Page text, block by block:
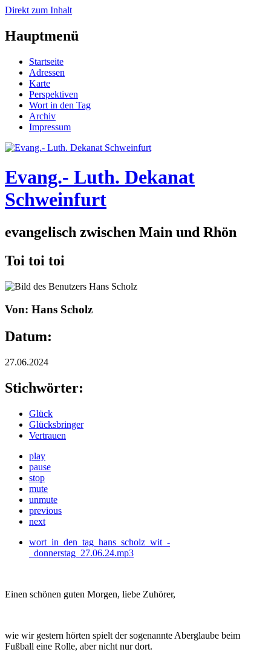
Direkt zum Inhalt
Hauptmenü
Startseite
Adressen
Karte
Perspektiven
Wort in den Tag
Archiv
Impressum
Evang.- Luth. Dekanat
Schweinfurt
evangelisch zwischen Main und Rhön
Toi toi toi
Von: Hans Scholz
Datum:
27.06.2024
Stichwörter:
Glück
Glücksbringer
Vertrauen
play
pause
stop
mute
unmute
previous
next
wort_in_den_tag_hans_scholz_wit_-
_donnerstag_27.06.24.mp3
Einen schönen guten Morgen, liebe Zuhörer,
wie wir gestern hörten spielt der sogenannte Aberglaube beim
Fußball eine Rolle, aber nicht nur dort.